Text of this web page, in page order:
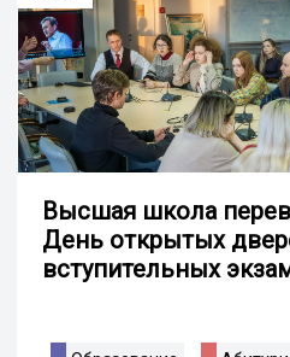
Высшая школа
День открытых
вступительных